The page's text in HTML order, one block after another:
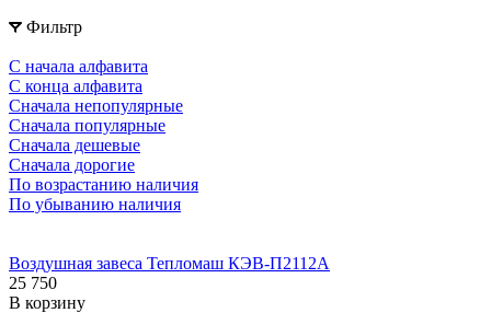
Фильтр
С начала алфавита
С конца алфавита
Сначала непопулярные
Сначала популярные
Сначала дешевые
Сначала дорогие
По возрастанию наличия
По убыванию наличия
Воздушная завеса Тепломаш КЭВ-П2112A
25 750
В корзину